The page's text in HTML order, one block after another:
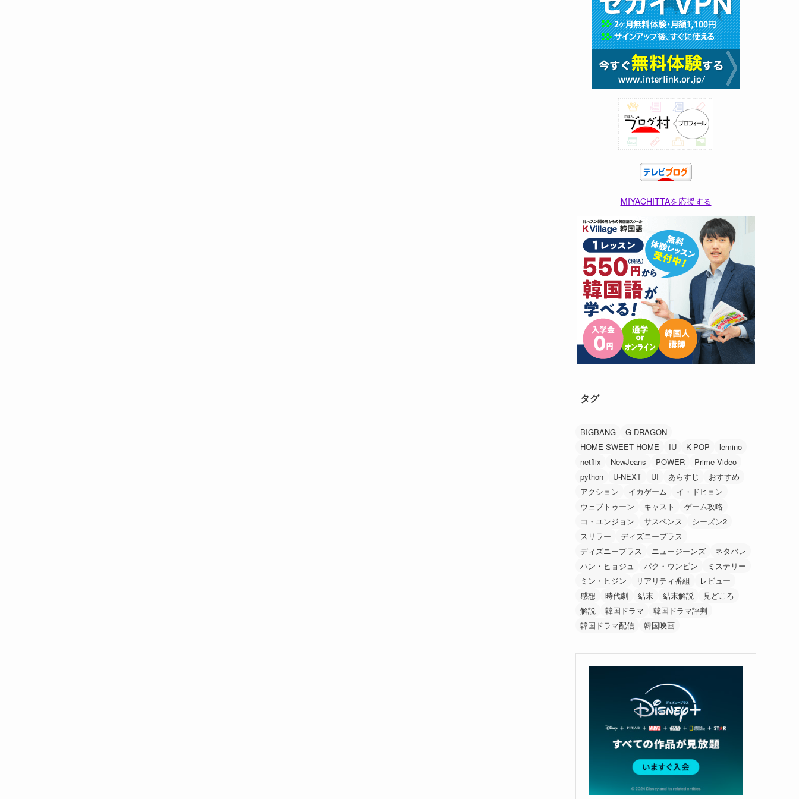
MIYACHITTAを応援する
タグ
BIGBANG
G-DRAGON
HOME SWEET HOME
IU K-POP
lemino
netflix
NewJeans POWER
Prime Video
python
U-NEXT UI あらすじ
おすすめ
アクション
イカゲーム
イ・ドヒョン
ウェブトゥーン
キャスト
ゲーム攻略
コ・ユンジョン
サスペンス
シーズン2
スリラー
ディズニープラス
ディズニープラス
ニュージーンズ
ネタバレ
ハン・ヒョジュ
パク・ウンビン
ミステリー
ミン・ヒジン
リアリティ番組
レビュー
感想
時代劇 結末 結末解説
見どころ
解説
韓国ドラマ
韓国ドラマ評判
韓国ドラマ配信
韓国映画